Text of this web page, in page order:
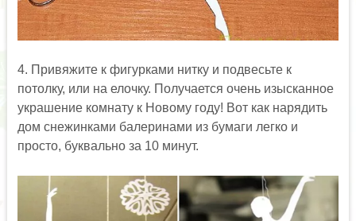
4. Привяжите к фигурками нитку и подвесьте к
потолку, или на елочку. Получается очень изысканное
украшение комнату к Новому году! Вот как нарядить
дом снежинками балеринами из бумаги легко и
просто, буквально за 10 минут.